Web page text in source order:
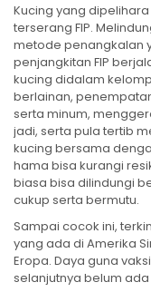
Kucing yang
terserang FIP.
metode penangkalan
penjangkitan FIP
kucing didalam
berlainan,
serta minum,
jadi, serta pula tertib
kucing bersama
hama bisa kurangi
biasa bisa dilindungi
cukup serta bermutu.
Sampai cocok ini,
yang ada di Amerika
Eropa. Daya guna
selanjutnya belum